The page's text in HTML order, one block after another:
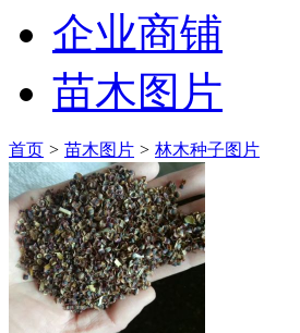
企业商铺
苗木图片
首页 > 苗木图片 > 林木种子图片